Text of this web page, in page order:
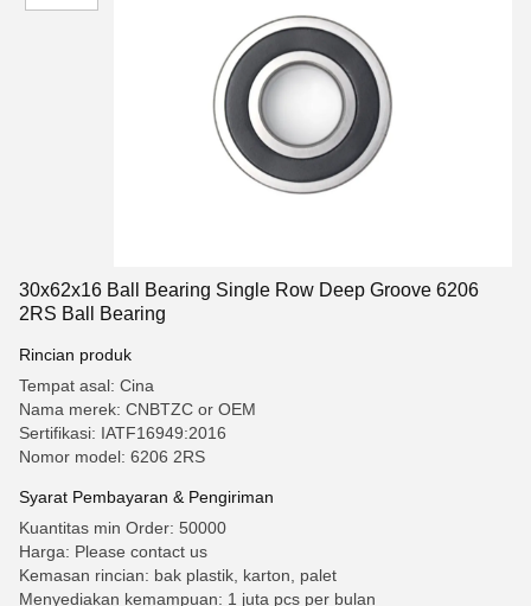
30x62x16 Ball Bearing Single Row Deep Groove 6206
2RS Ball Bearing
Rincian produk
Tempat asal: Cina
Nama merek: CNBTZC or OEM
Sertifikasi: IATF16949:2016
Nomor model: 6206 2RS
Syarat Pembayaran & Pengiriman
Kuantitas min Order: 50000
Harga: Please contact us
Kemasan rincian: bak plastik, karton, palet
Menyediakan kemampuan: 1 juta pcs per bulan